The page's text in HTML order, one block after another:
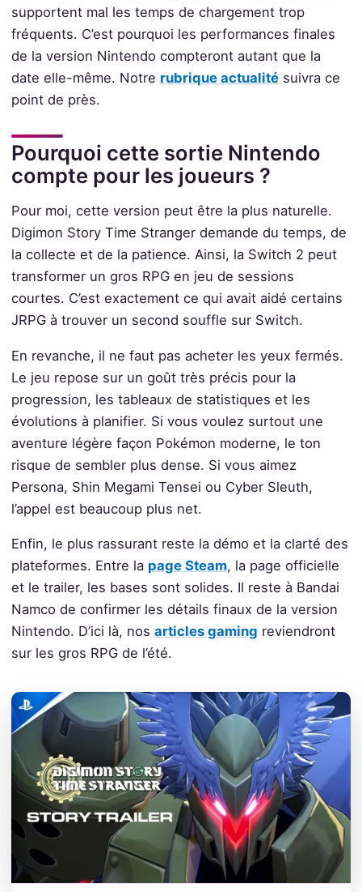
supportent mal les temps de chargement trop
fréquents. C’est pourquoi les performances finales
de la version Nintendo compteront autant que la
date elle-même. Notre rubrique actualitésuivra ce
point de près.
Pourquoi cette sortie Nintendo
compte pour les joueurs ?
Pour moi, cette version peut être la plus naturelle.
Digimon Story Time Stranger demande du temps, de
la collecte et de la patience. Ainsi, la Switch 2 peut
transformer un gros RPG en jeu de sessions
courtes. C’est exactement ce qui avait aidé certains
JRPG à trouver un second souffle sur Switch.
En revanche, il ne faut pas acheter les yeux fermés.
Le jeu repose sur un goût très précis pour la
progression, les tableaux de statistiques et les
évolutions à planifier. Si vous voulez surtout une
aventure légère façon Pokémon moderne, le ton
risque de sembler plus dense. Si vous aimez
Persona, Shin Megami Tensei ou Cyber Sleuth,
l’appel est beaucoup plus net.
Enfin, le plus rassurant reste la démo et la clarté des
plateformes. Entre la page Steam, la page officielle
et le trailer, les bases sont solides. Il reste à Bandai
Namco de confirmer les détails finaux de la version
Nintendo. D’ici là, nos articles gaming reviendront
sur les gros RPG de l’été.